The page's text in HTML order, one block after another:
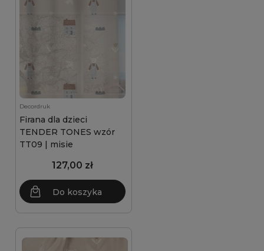
Decordruk
Firana dla dzieci
TENDER TONES wzór
TT09 | misie
127,00 zł
Do koszyka